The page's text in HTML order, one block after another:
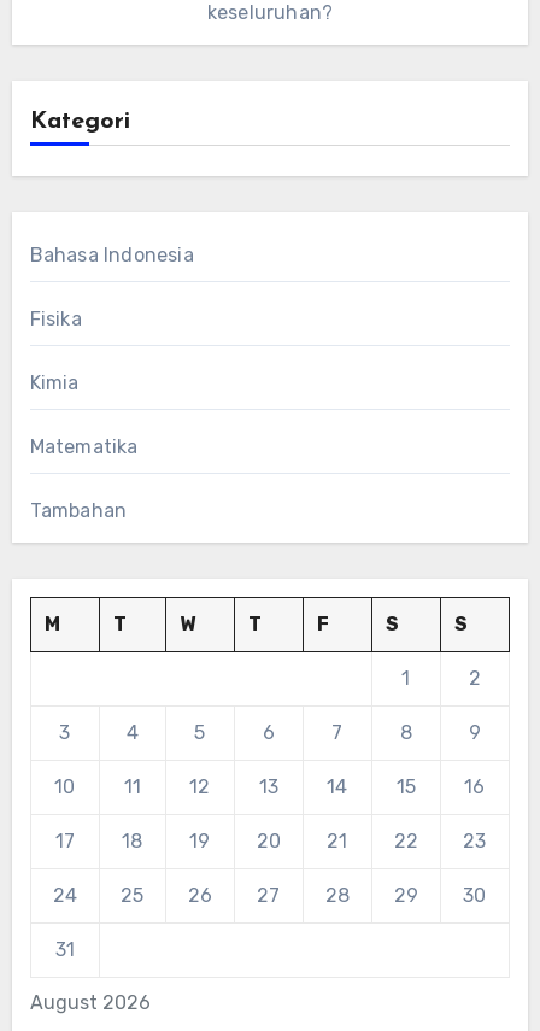
keseluruhan?
Kategori
Bahasa Indonesia
Fisika
Kimia
Matematika
Tambahan
August 2026
M T W T F S S
1 2
3 4 5 6 7 8 9
10 11 12 13 14 15 16
17 18 19 20 21 22 23
24 25 26 27 28 29 30
31